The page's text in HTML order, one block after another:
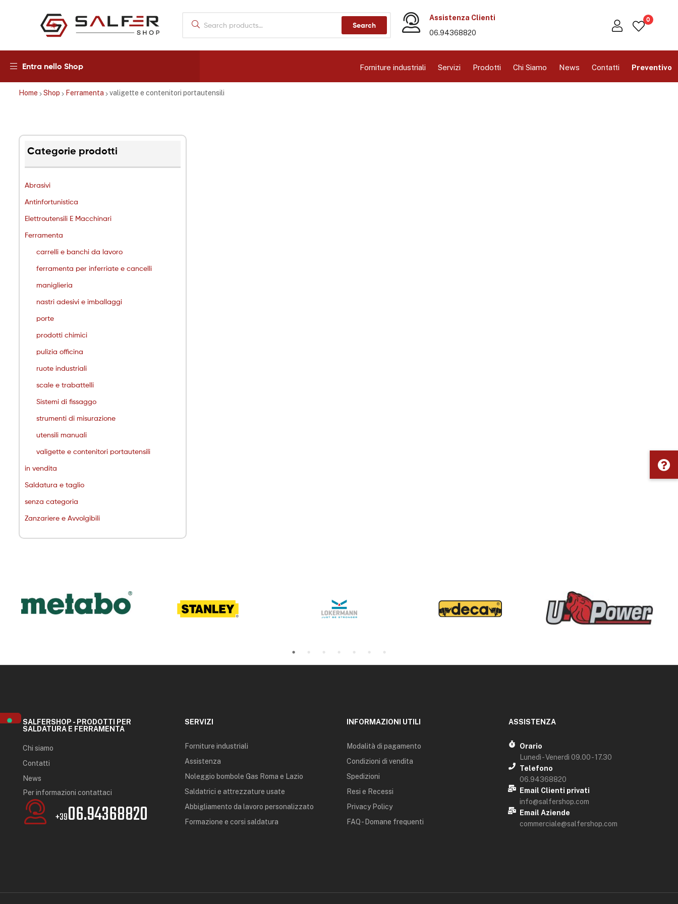
Salfershop
Search
Assistenza Clienti
06.94368820
0
Entra nello Shop Forniture industriali Servizi Prodotti Chi Siamo News Contatti Preventivo
Home Shop Ferramenta valigette e contenitori portautensili
Categorie prodotti
Abrasivi
Antinfortunistica
Elettroutensili E Macchinari
Ferramenta
carrelli e banchi da lavoro
ferramenta per inferriate e cancelli
maniglieria
nastri adesivi e imballaggi
porte
prodotti chimici
pulizia officina
ruote industriali
scale e trabattelli
Sistemi di fissaggo
strumenti di misurazione
utensili manuali
valigette e contenitori portautensili
in vendita
Saldatura e taglio
senza categoria
Zanzariere e Avvolgibili
SALFERSHOP - PRODOTTI PER
SALDATURA E FERRAMENTA
Chi siamo
Contatti
News
Per informazioni contattaci
+3906.94368820
SERVIZI
Forniture industriali
Assistenza
Noleggio bombole Gas Roma e Lazio
Saldatrici e attrezzature usate
Abbigliamento da lavoro personalizzato
Formazione e corsi saldatura
INFORMAZIONI UTILI
Modalità di pagamento
Condizioni di vendita
Spedizioni
Resi e Recessi
Privacy Policy
FAQ - Domane frequenti
ASSISTENZA
Orario
Lunedì - Venerdì 09.00 - 17.30
Telefono
06.94368820
Email Clienti privati
info@salfershop.com
Email Aziende
commerciale@salfershop.com